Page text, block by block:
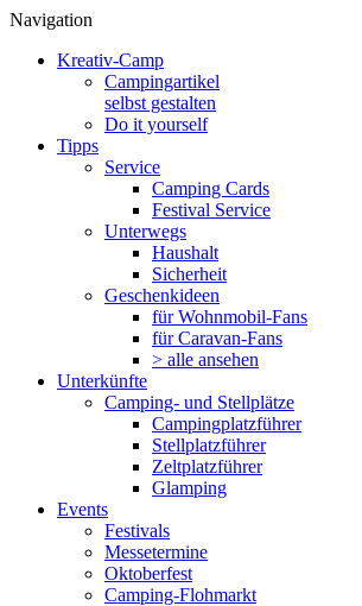
Navigation
Kreativ-Camp
Campingartikel
selbst gestalten
Do it yourself
Tipps
Service
Camping Cards
Festival Service
Unterwegs
Haushalt
Sicherheit
Geschenkideen
für Wohnmobil-Fans
für Caravan-Fans
> alle ansehen
Unterkünfte
Camping- und Stellplätze
Campingplatzführer
Stellplatzführer
Zeltplatzführer
Glamping
Events
Festivals
Messetermine
Oktoberfest
Camping-Flohmarkt